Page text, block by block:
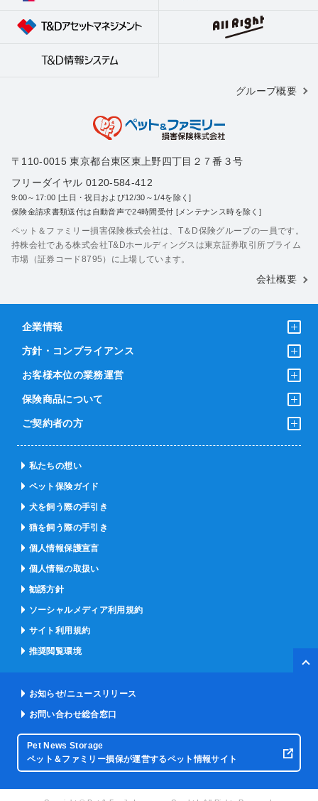
グループ概要
〒110-0015 東京都台東区東上野四丁目２７番３号
フリーダイヤル 0120-584-412
9:00～17:00 [土日・祝日および12/30～1/4を除く]
保険金請求書類送付は自動音声で24時間受付 [メンテナンス時を除く]
ペット＆ファミリー損害保険株式会社は、T＆D保険グループの一員です。
持株会社である株式会社T&Dホールディングスは東京証券取引所プライム
市場（証券コード8795）に上場しています。
会社概要
企業情報
方針・コンプライアンス
お客様本位の業務運営
保険商品について
ご契約者の方
私たちの想い
ペット保険ガイド
犬を飼う際の手引き
猫を飼う際の手引き
個人情報保護宣言
個人情報の取扱い
勧誘方針
ソーシャルメディア利用規約
サイト利用規約
推奨閲覧環境
お知らせ/ニュースリリース
お問い合わせ総合窓口
Pet News Storage
ペット＆ファミリー損保が運営するペット情報サイト